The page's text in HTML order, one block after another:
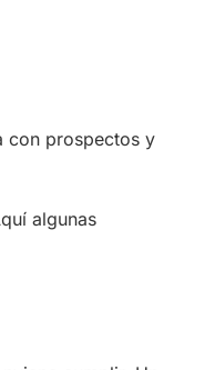
con prospectos y
algunas